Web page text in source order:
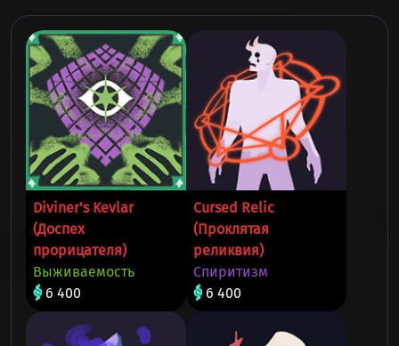
Diviner's Kevlar
(Доспех
прорицателя)
Выживаемость
6 400
Cursed Relic
(Проклятая
реликвия)
Спиритизм
6 400